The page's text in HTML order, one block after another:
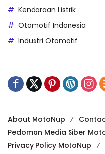
Kendaraan Listrik
Otomotif Indonesia
Industri Otomotif
About MotoNup
Pedoman Media Siber
Privacy Policy MotoNup